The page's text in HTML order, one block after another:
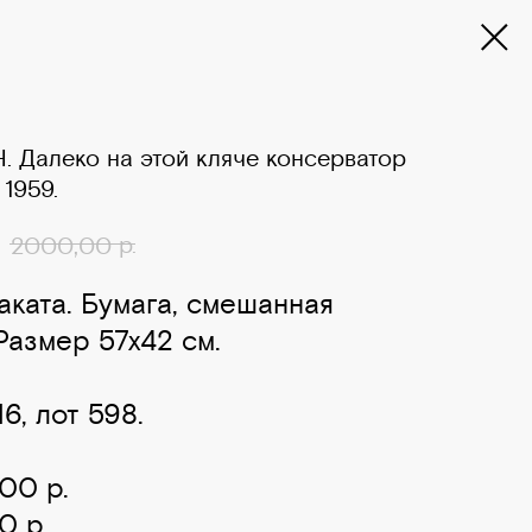
Далеко на этой кляче консерватор
2000,00 р.
Бумага, смешанная
57х42 см.
лот 598.
р.
р.